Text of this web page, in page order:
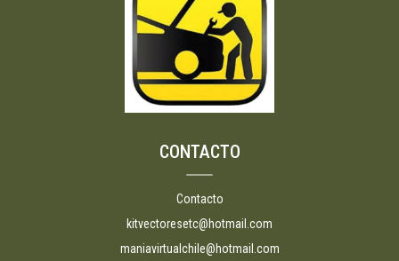
CONTACTO
Contacto
kitvectoresetc@hotmail.com
maniavirtualchile@hotmail.com